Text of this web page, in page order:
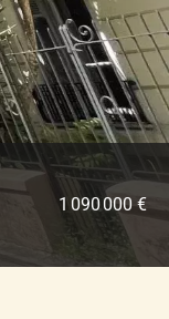
1 090 000 €